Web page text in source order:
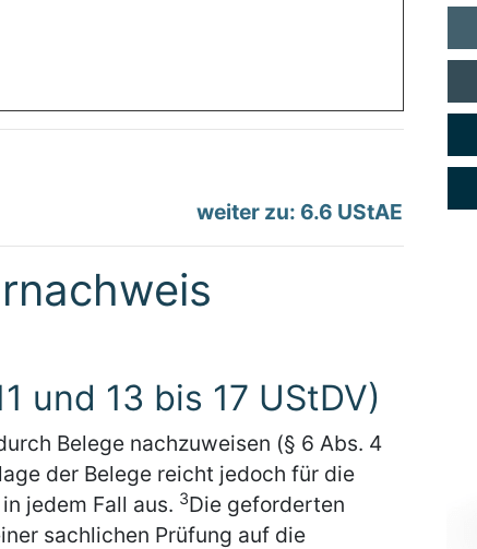
weiter zu: 6.6 UStAE
und 13 bis 17 UStDV)
Belege nachzuweisen (§ 6 Abs. 4
der Belege reicht jedoch für die
jedem Fall aus. 3Die geforderten
sachlichen Prüfung auf die